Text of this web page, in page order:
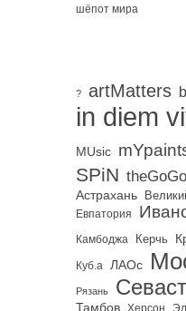
шёпот мира
? artMatters
in diem
MUsic
SPiN
Астрахань
Евпатория
Камбоджа Керчь
Куб.а ЛАОс
Рязань
Тамбов Херсон